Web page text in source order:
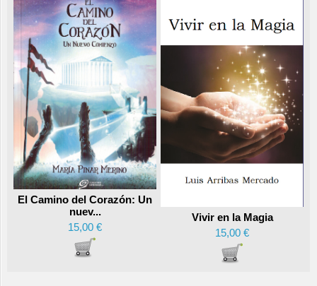
El Camino del Corazón: Un
nuev...
15,00 €
Vivir en la Magia
15,00 €